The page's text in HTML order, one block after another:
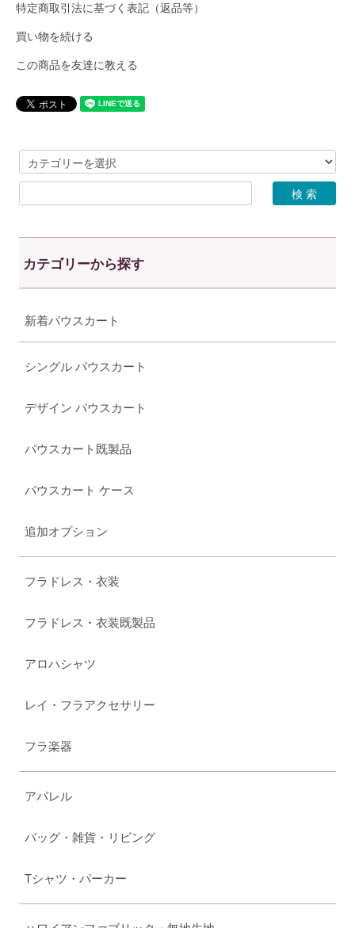
特定商取引法に基づく表記（返品等）
買い物を続ける
この商品を友達に教える
カテゴリーから探す
新着パウスカート
シングル パウスカート
デザイン パウスカート
パウスカート既製品
パウスカート ケース
追加オプション
フラドレス・衣装
フラドレス・衣装既製品
アロハシャツ
レイ・フラアクセサリー
フラ楽器
アパレル
バッグ・雑貨・リビング
Tシャツ・パーカー